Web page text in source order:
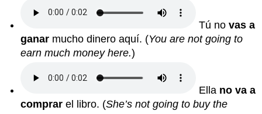
Tú novas a
ganar mucho dinero aquí. (You are not going to
earn much money here.)
Ella no va a
comprar el libro. (She’s not going to buy the